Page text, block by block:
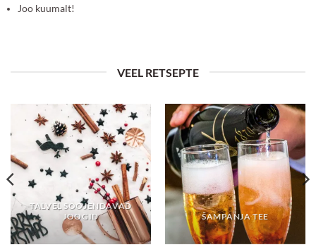
Joo kuumalt!
VEEL RETSEPTE
TALVEL SOOJENDAVAD
JOOGID
ŠAMPANJA TEE